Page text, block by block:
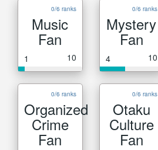
0/6 ranks
Music
Fan
1 10
0/6 ranks
Mystery
Fan
4 10
0/6 ranks
Organized
Crime
Fan
0/6 ranks
Otaku
Culture
Fan